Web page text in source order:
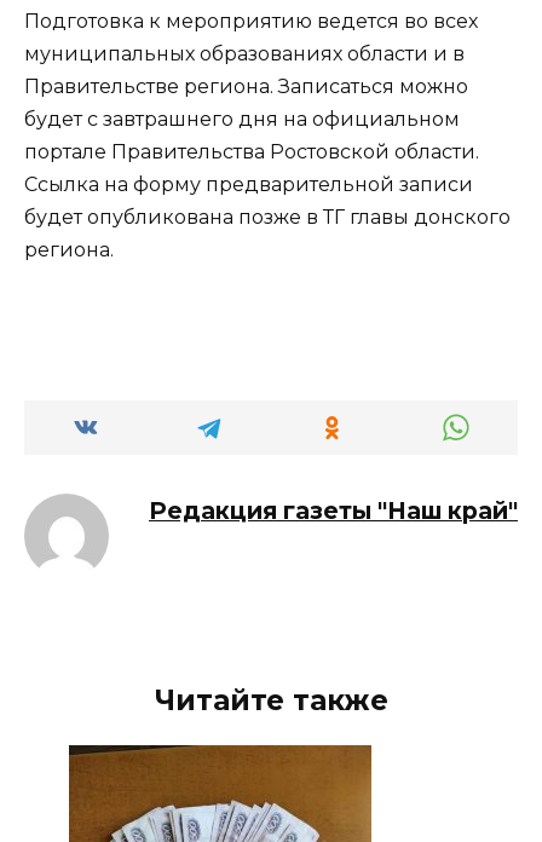
Подготовка к мероприятию ведется во всех
муниципальных образованиях области и в
Правительстве региона. Записаться можно
будет с завтрашнего дня на официальном
портале Правительства Ростовской области.
Ссылка на форму предварительной записи
будет опубликована позже в ТГ главы донского
региона.
Редакция газеты "Наш край"
Читайте также